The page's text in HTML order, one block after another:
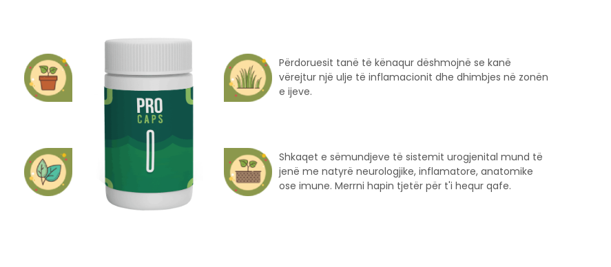
Përdoruesit tanë të kënaqur dëshmojnë se kanë
vërejtur një ulje të inflamacionit dhe dhimbjes në zonën
e ijeve.
Shkaqet e sëmundjeve të sistemit urogjenital mund të
jenë me natyrë neurologjike, inflamatore, anatomike
ose imune. Merrni hapin tjetër për t'i hequr qafe.